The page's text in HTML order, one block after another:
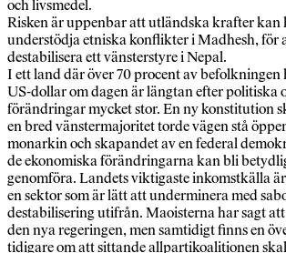
och livsmedel.
Risken är uppenbar att utländska krafter kan
understödja etniska konflikter i Madhesh, för
destabilisera ett vänsterstyre i Nepal.
I ett land där över 70 procent av befolkningen
US-dollar om dagen är längtan efter politiska
förändringar mycket stor. En ny konstitution
en bred vänstermajoritet torde vägen stå
monarkin och skapandet av en federal
de ekonomiska förändringarna kan bli
genomföra. Landets viktigaste inkomstkälla
en sektor som är lätt att underminera med
destabilisering utifrån. Maoisterna har sagt
den nya regeringen, men samtidigt finns en
tidigare om att sittande allpartikoalitionen